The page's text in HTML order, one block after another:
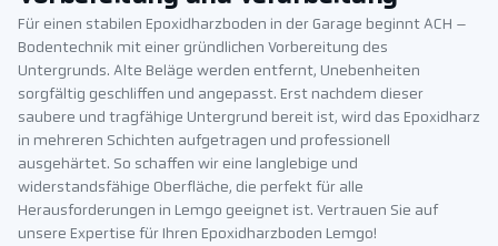
Für einen stabilen Epoxidharzboden in der Garage beginnt ACH –
Bodentechnik mit einer gründlichen Vorbereitung des
Untergrunds. Alte Beläge werden entfernt, Unebenheiten
sorgfältig geschliffen und angepasst. Erst nachdem dieser
saubere und tragfähige Untergrund bereit ist, wird das Epoxidharz
in mehreren Schichten aufgetragen und professionell
ausgehärtet. So schaffen wir eine langlebige und
widerstandsfähige Oberfläche, die perfekt für alle
Herausforderungen in Lemgo geeignet ist. Vertrauen Sie auf
unsere Expertise für Ihren Epoxidharzboden Lemgo!